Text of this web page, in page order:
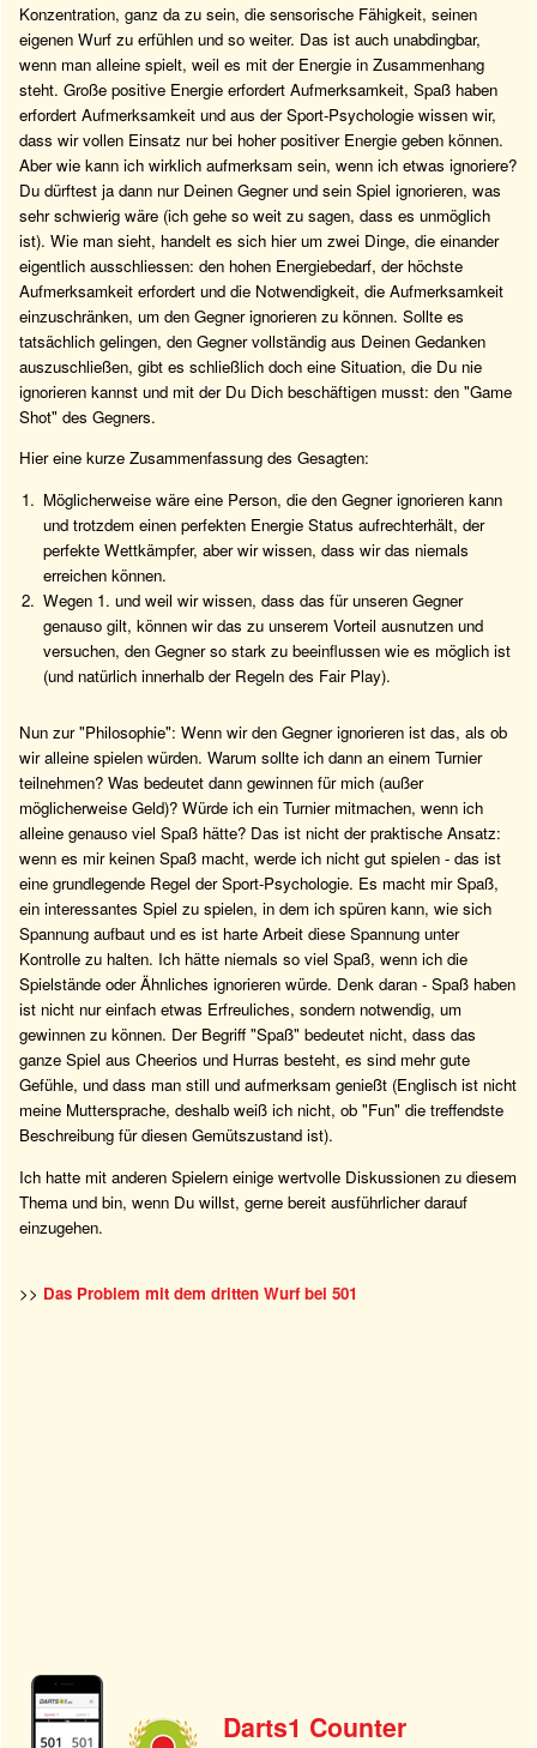
Konzentration, ganz da zu sein, die sensorische Fähigkeit, seinen
eigenen Wurf zu erfühlen und so weiter. Das ist auch unabdingbar,
wenn man alleine spielt, weil es mit der Energie in Zusammenhang
steht. Große positive Energie erfordert Aufmerksamkeit, Spaß haben
erfordert Aufmerksamkeit und aus der Sport-Psychologie wissen wir,
dass wir vollen Einsatz nur bei hoher positiver Energie geben können.
Aber wie kann ich wirklich aufmerksam sein, wenn ich etwas ignoriere?
Du dürftest ja dann nur Deinen Gegner und sein Spiel ignorieren, was
sehr schwierig wäre (ich gehe so weit zu sagen, dass es unmöglich
ist). Wie man sieht, handelt es sich hier um zwei Dinge, die einander
eigentlich ausschliessen: den hohen Energiebedarf, der höchste
Aufmerksamkeit erfordert und die Notwendigkeit, die Aufmerksamkeit
einzuschränken, um den Gegner ignorieren zu können. Sollte es
tatsächlich gelingen, den Gegner vollständig aus Deinen Gedanken
auszuschließen, gibt es schließlich doch eine Situation, die Du nie
ignorieren kannst und mit der Du Dich beschäftigen musst: den "Game
Shot" des Gegners.
Hier eine kurze Zusammenfassung des Gesagten:
Möglicherweise wäre eine Person, die den Gegner ignorieren kann
und trotzdem einen perfekten Energie Status aufrechterhält, der
perfekte Wettkämpfer, aber wir wissen, dass wir das niemals
erreichen können.
Wegen 1. und weil wir wissen, dass das für unseren Gegner
genauso gilt, können wir das zu unserem Vorteil ausnutzen und
versuchen, den Gegner so stark zu beeinflussen wie es möglich ist
(und natürlich innerhalb der Regeln des Fair Play).
Nun zur "Philosophie": Wenn wir den Gegner ignorieren ist das, als ob
wir alleine spielen würden. Warum sollte ich dann an einem Turnier
teilnehmen? Was bedeutet dann gewinnen für mich (außer
möglicherweise Geld)? Würde ich ein Turnier mitmachen, wenn ich
alleine genauso viel Spaß hätte? Das ist nicht der praktische Ansatz:
wenn es mir keinen Spaß macht, werde ich nicht gut spielen - das ist
eine grundlegende Regel der Sport-Psychologie. Es macht mir Spaß,
ein interessantes Spiel zu spielen, in dem ich spüren kann, wie sich
Spannung aufbaut und es ist harte Arbeit diese Spannung unter
Kontrolle zu halten. Ich hätte niemals so viel Spaß, wenn ich die
Spielstände oder Ähnliches ignorieren würde. Denk daran - Spaß haben
ist nicht nur einfach etwas Erfreuliches, sondern notwendig, um
gewinnen zu können. Der Begriff "Spaß" bedeutet nicht, dass das
ganze Spiel aus Cheerios und Hurras besteht, es sind mehr gute
Gefühle, und dass man still und aufmerksam genießt (Englisch ist nicht
meine Muttersprache, deshalb weiß ich nicht, ob "Fun" die treffendste
Beschreibung für diesen Gemütszustand ist).
Ich hatte mit anderen Spielern einige wertvolle Diskussionen zu diesem
Thema und bin, wenn Du willst, gerne bereit ausführlicher darauf
einzugehen.
>> Das Problem mit dem dritten Wurf bei 501
Darts1 Counter